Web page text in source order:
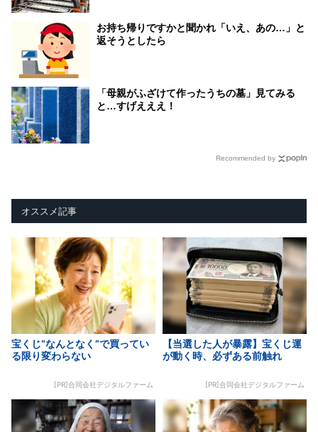
お持ち帰りですかと聞かれ「いえ、あの…」と
返そうとしたら
「母親がふざけて作ったうちの墓」見てみる
と…すげえええ！
Recommended by
オススメ記事
宝くじ“なんとなく”で買ってい
る限り変わらない
[PR]合同会社デジタルファーム
【当選した人が暴露】宝くじ運
が動く時、必ずある前触れ
[PR]合同会社デジタルファーム